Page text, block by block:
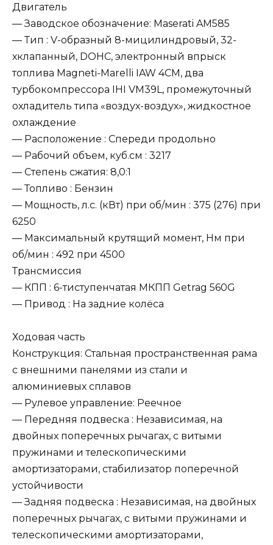
Двигатель
— Заводское обозначение: Maserati AM585
— Тип : V-образный 8-мицилиндровый, 32-
хклапанный, DOHC, электронный впрыск
топлива Magneti-Marelli IAW 4CM, два
турбокомпрессора IHI VM39L, промежуточный
охладитель типа «воздух-воздух», жидкостное
охлаждение
— Расположение : Спереди продольно
— Рабочий объем, куб.см : 3217
— Степень сжатия: 8,0:1
— Топливо : Бензин
— Мощность, л.с. (кВт) при об/мин : 375 (276) при
6250
— Максимальный крутящий момент, Нм при
об/мин : 492 при 4500
Трансмиссия
— КПП : 6-тиступенчатая МКПП Getrag 560G
— Привод : На задние колёса
Ходовая часть
Конструкция: Стальная пространственная рама
с внешними панелями из стали и
алюминиевых сплавов
— Рулевое управление: Реечное
— Передняя подвеска : Независимая, на
двойных поперечных рычагах, с витыми
пружинами и телескопическими
амортизаторами, стабилизатор поперечной
устойчивости
— Задняя подвеска : Независимая, на двойных
поперечных рычагах, с витыми пружинами и
телескопическими амортизаторами,